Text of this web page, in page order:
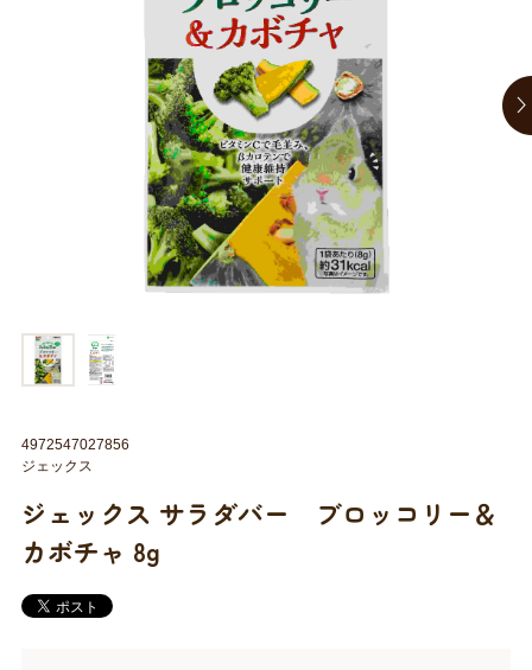
ジェックス サラダバー ブロッコリー＆
カボチャ 8g
4972547027856
ジェックス